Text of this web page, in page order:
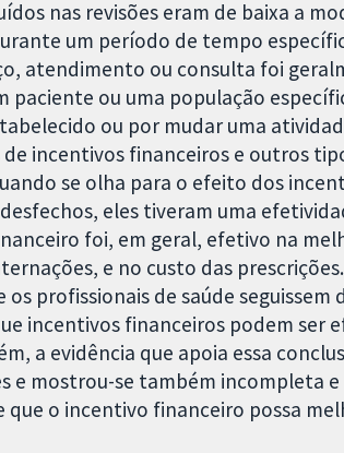
nas revisões eram de baixa a
um período de tempo
atendimento ou consulta foi
paciente ou uma população
ou por mudar uma
incentivos financeiros e outros
se olha para o efeito dos
eles tiveram uma
foi, em geral, efetivo na
e no custo das
profissionais de saúde seguissem
incentivos financeiros podem ser
a evidência que apoia essa
mostrou-se também incompleta e
que o incentivo financeiro possa